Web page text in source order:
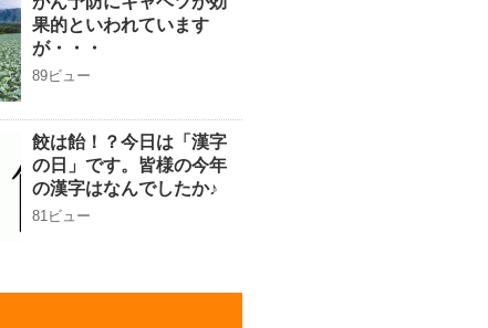
果的といわれています
が・・・
89ビュー
餃は飴！？今日は「漢字
の日」です。皆様の今年
の漢字はなんでしたか♪
81ビュー